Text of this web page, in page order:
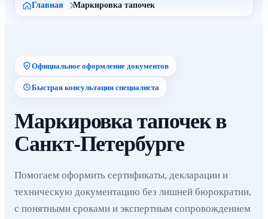
Главная Маркировка тапочек
Официальное оформление документов
Быстрая консультация специалиста
Маркировка тапочек в
Санкт-Петербурге
Помогаем оформить сертификаты, декларации и
техническую документацию без лишней бюрократии,
с понятными сроками и экспертным сопровождением